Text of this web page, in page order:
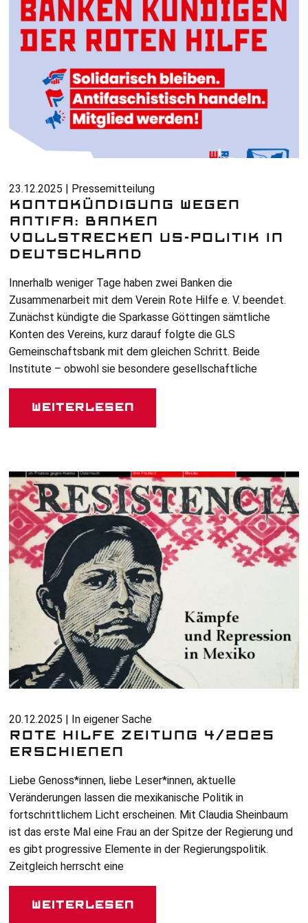
23.12.2025 | Pressemitteilung
KONTOKÜNDIGUNG WEGEN
ANTIFA: BANKEN
VOLLSTRECKEN US-POLITIK IN
DEUTSCHLAND
Innerhalb weniger Tage haben zwei Banken die
Zusammenarbeit mit dem Verein Rote Hilfee. V. beendet.
Zunächst kündigte die Sparkasse Göttingen sämtliche
Konten des Vereins, kurz darauf folgte dieGLS
Gemeinschaftsbank mit dem gleichen Schritt. Beide
Institute – obwohl sie besondere gesellschaftliche
Weiterlesen
20.12.2025 | In eigener Sache
ROTE HILFE ZEITUNG 4/2025
ERSCHIENEN
Liebe Genoss*innen, liebe Leser*innen, aktuelle
Veränderungen lassen die mexikanische Politik in
fortschrittlichem Licht erscheinen. Mit Claudia Sheinbaum
ist das erste Mal eine Frau an der Spitze der Regierung und
es gibt progressive Elemente in der Regierungspolitik.
Zeitgleich herrscht eine
Weiterlesen